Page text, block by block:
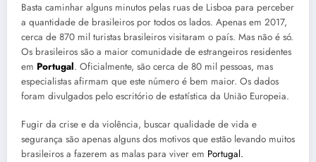
Basta caminhar alguns minutos pelas ruas de Lisboa para perceber
a quantidade de brasileiros por todos os lados. Apenas em 2017,
cerca de 870 mil turistas brasileiros visitaram o país. Mas não é só.
Os brasileiros são a maior comunidade de estrangeiros residentes
em Portugal. Oficialmente, são cerca de 80 mil pessoas, mas
especialistas afirmam que este número é bem maior. Os dados
foram divulgados pelo escritório de estatística da União Europeia.
Fugir da crise e da violência, buscar qualidade de vida e
segurança são apenas alguns dos motivos que estão levando muitos
brasileiros a fazerem as malas para viver em Portugal.